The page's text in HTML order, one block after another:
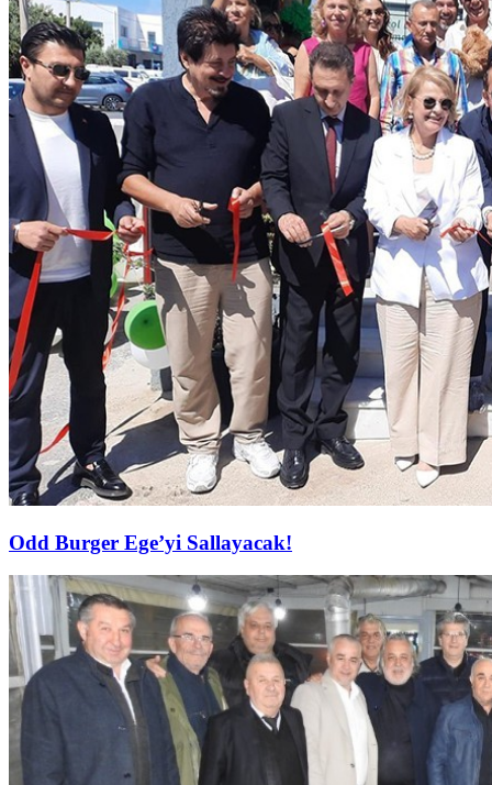
Odd Burger Ege’yi Sallayacak!